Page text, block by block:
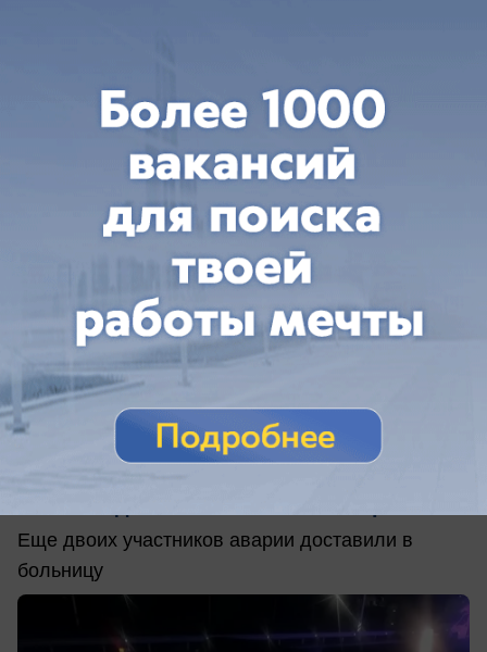
сегодня в 10:05
Происшествия
Смертельное столкновение двух ВАЗов
Еще двоих участников аварии доставили в
больницу